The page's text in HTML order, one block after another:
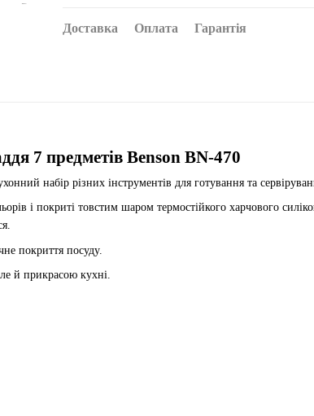
Доставка Оплата Гарантія
7 предметів Benson BN-470
набір різних інструментів для готування та
і покриті товстим шаром термостійкого харчового
покриття посуду.
й прикрасою кухні.